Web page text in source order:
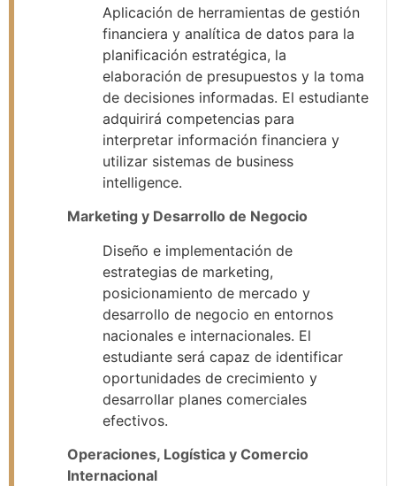
Aplicación de herramientas de gestión
financiera y analítica de datos para la
planificación estratégica, la
elaboración de presupuestos y la toma
de decisiones informadas. El estudiante
adquirirá competencias para
interpretar información financiera y
utilizar sistemas de business
intelligence.
Marketing y Desarrollo de Negocio
Diseño e implementación de
estrategias de marketing,
posicionamiento de mercado y
desarrollo de negocio en entornos
nacionales e internacionales. El
estudiante será capaz de identificar
oportunidades de crecimiento y
desarrollar planes comerciales
efectivos.
Operaciones, Logística y Comercio
Internacional